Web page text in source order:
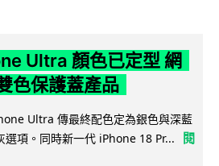
Ultra 顏色已定型 網
色保護蓋產品
Ultra 傳最終配色定為銀色與深藍
選項。同時新一代 iPhone 18 Pr...
閱